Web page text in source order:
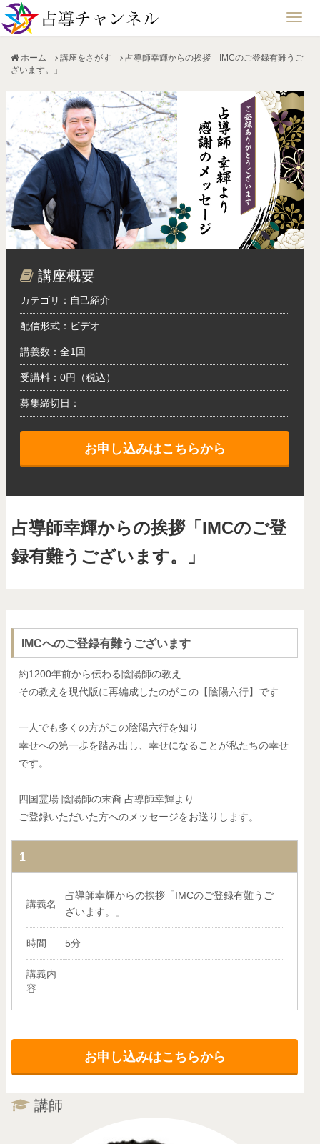
ホーム 講座をさがす
占導師幸輝からの挨拶「IMCのご登録有難うご
ざいます。」
講座概要
カテゴリ：自己紹介
配信形式：ビデオ
講義数：全1回
受講料：0円（税込）
募集締切日：
お申し込みはこちらから
占導師幸輝からの挨拶「IMCのご登
録有難うございます。」
IMCへのご登録有難うございます
約1200年前から伝わる陰陽師の教え…
その教えを現代版に再編成したのがこの【陰陽六行】です
一人でも多くの方がこの陰陽六行を知り
幸せへの第一歩を踏み出し、幸せになることが私たちの幸せ
です。
四国霊場 陰陽師の末裔 占導師幸輝より
ご登録いただいた方へのメッセージをお送りします。
1
講義名
占導師幸輝からの挨拶「IMCのご登録有難うご
ざいます。」
時間 5分
講義内
容
お申し込みはこちらから
講師